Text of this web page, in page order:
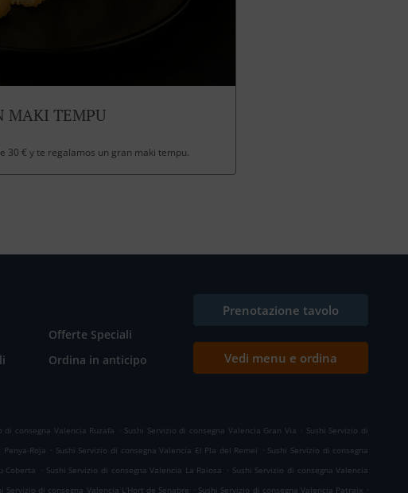
MAKI TEMPU
30 € y te regalamos un gran maki tempu.
Offerte Speciali
Ordina in anticipo
Prenotazione tavolo
Vedi menu e ordina
di consegna Valencia Ruzafa . Sushi Servizio di consegna Valencia Gran Via . Sushi Servizio di
Roja . Sushi Servizio di consegna Valencia El Pla del Remei . Sushi Servizio di consegna
Coberta . Sushi Servizio di consegna Valencia La Raiosa . Sushi Servizio di consegna Valencia
Servizio di consegna Valencia L'Hort de Senabre . Sushi Servizio di consegna Valencia Patraix .